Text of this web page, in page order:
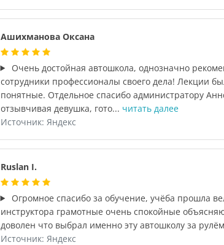
Ашихманова Оксана
Очень достойная автошкола, однозначно
сотрудники профессионалы своего дела! Лекции
понятные. Отдельное спасибо администратору
отзывчивая девушка, гото... читать далее
Источник: Яндекс
Ruslan I.
Огромное спасибо за обучение, учёба прошла
инструктора грамотные очень спокойные
доволен что выбрал именно эту автошколу за
Источник: Яндекс